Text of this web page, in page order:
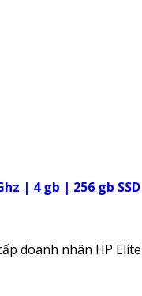
| 4 gb | 256 gb
doanh nhân HP